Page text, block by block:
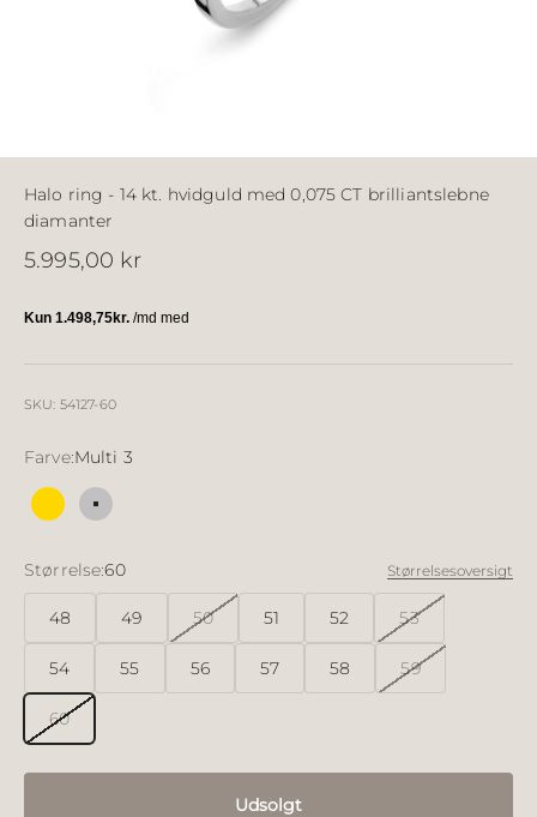
Halo ring - 14 kt. hvidguld med 0,075 CT brilliantslebne
diamanter
Salgspris
5.995,00 kr
SKU: 54127-60
Farve:Multi 3
Multi 2Multi 3
Størrelse:60 Størrelsesoversigt
48 49 50 51 52 53
54 55 56 57 58 59
60
Udsolgt